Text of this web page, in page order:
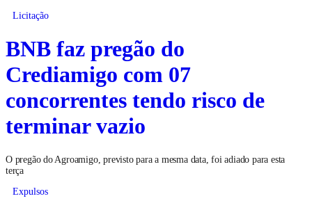
Licitação
BNB faz pregão do
Crediamigo com 07
concorrentes tendo risco de
terminar vazio
O pregão do Agroamigo, previsto para a mesma data, foi adiado para esta
terça
Expulsos